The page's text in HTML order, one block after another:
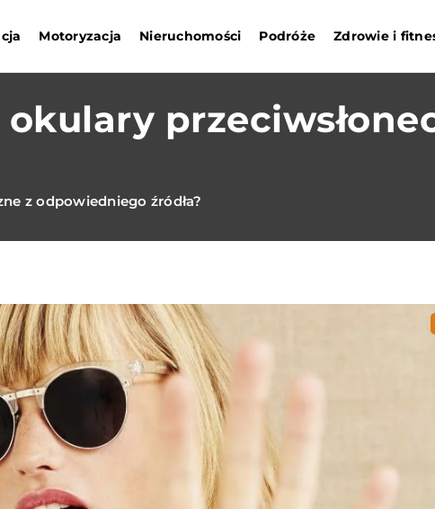
Motoryzacja Nieruchomości Podróże Zdrowie i
z odpowiedniego źródła?